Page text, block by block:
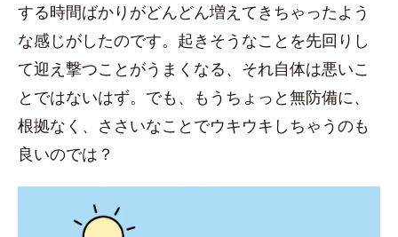
する時間ばかりがどんどん増えてきちゃったよう
な感じがしたのです。起きそうなことを先回りし
て迎え撃つことがうまくなる、それ自体は悪いこ
とではないはず。でも、もうちょっと無防備に、
根拠なく、ささいなことでウキウキしちゃうのも
良いのでは？